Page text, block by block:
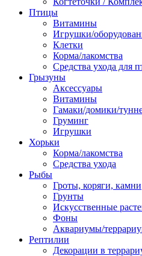
Птицы
Витамины
Игрушки/
Клетки
Корма/лакомства
Средства ухода для
Грызуны
Аксессуары
Витамины
Гамаки/домики/
Груминг
Игрушки
Хорьки
Корма/лакомства
Средства ухода
Рыбы
Гроты, коряги, камни
Грунты
Искусственные
Фоны
Аквариумы/
Рептилии
Декорации в